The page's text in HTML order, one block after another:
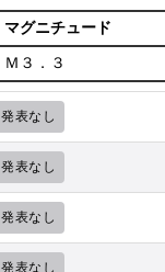
マグニチュード
Ｍ３．３
発表なし
発表なし
発表なし
発表なし